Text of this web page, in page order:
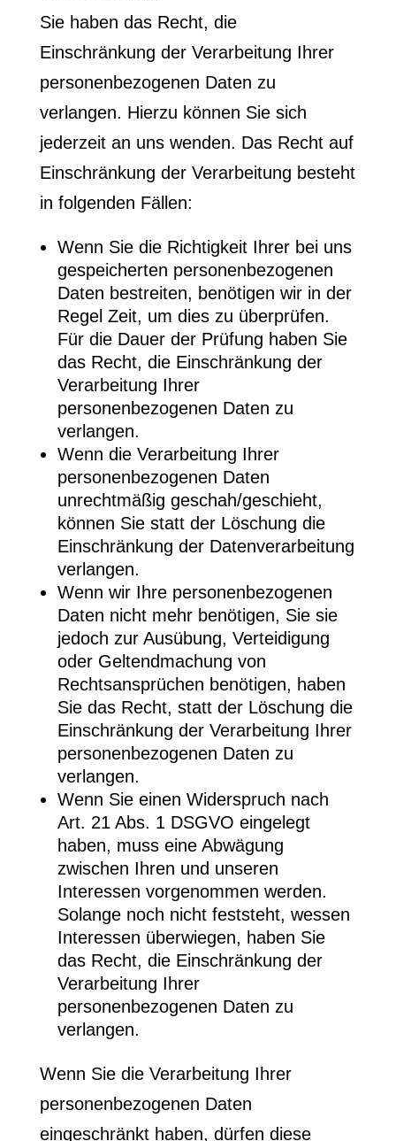
Sie haben das Recht, die
Einschränkung der Verarbeitung Ihrer
personenbezogenen Daten zu
verlangen. Hierzu können Sie sich
jederzeit an uns wenden. Das Recht auf
Einschränkung der Verarbeitung besteht
in folgenden Fällen:
Wenn Sie die Richtigkeit Ihrer bei uns
gespeicherten personenbezogenen
Daten bestreiten, benötigen wir in der
Regel Zeit, um dies zu überprüfen.
Für die Dauer der Prüfung haben Sie
das Recht, die Einschränkung der
Verarbeitung Ihrer
personenbezogenen Daten zu
verlangen.
Wenn die Verarbeitung Ihrer
personenbezogenen Daten
unrechtmäßig geschah/geschieht,
können Sie statt der Löschung die
Einschränkung der Datenverarbeitung
verlangen.
Wenn wir Ihre personenbezogenen
Daten nicht mehr benötigen, Sie sie
jedoch zur Ausübung, Verteidigung
oder Geltendmachung von
Rechtsansprüchen benötigen, haben
Sie das Recht, statt der Löschung die
Einschränkung der Verarbeitung Ihrer
personenbezogenen Daten zu
verlangen.
Wenn Sie einen Widerspruch nach
Art. 21 Abs. 1 DSGVO eingelegt
haben, muss eine Abwägung
zwischen Ihren und unseren
Interessen vorgenommen werden.
Solange noch nicht feststeht, wessen
Interessen überwiegen, haben Sie
das Recht, die Einschränkung der
Verarbeitung Ihrer
personenbezogenen Daten zu
verlangen.
Wenn Sie die Verarbeitung Ihrer
personenbezogenen Daten
eingeschränkt haben, dürfen diese